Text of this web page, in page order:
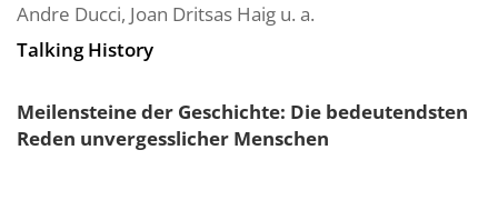
Andre Ducci, Joan Dritsas Haig u. a.
Talking History
Meilensteine der Geschichte: Die bedeutendsten
Reden unvergesslicher Menschen